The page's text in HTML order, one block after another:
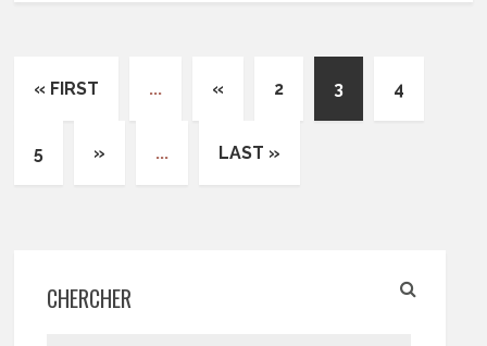
« FIRST ... « 2 3 4
5 » ... LAST »
CHERCHER